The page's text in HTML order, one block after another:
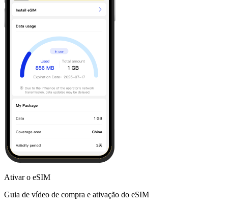
Ativar o eSIM
Guia de vídeo de compra e ativação do eSIM